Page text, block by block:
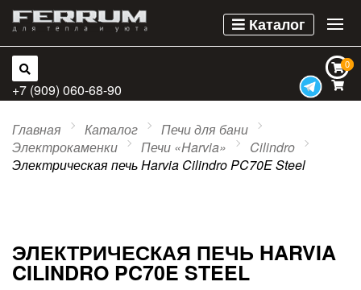
Каталог
0
0
+7 (909) 060-68-90
Главная Каталог
Печи для бани
Электрокаменки
Печи «Harvia»
Cilindro
Электрическая печь Harvia Cilindro PC70E Steel
ЭЛЕКТРИЧЕСКАЯ ПЕЧЬ HARVIA
CILINDRO PC70E STEEL